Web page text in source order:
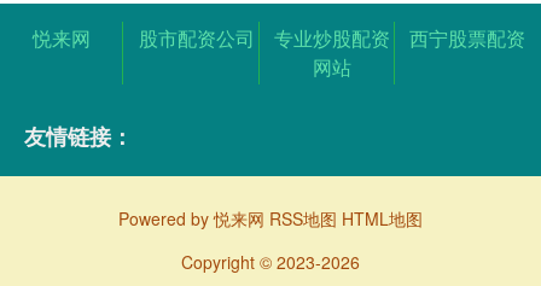
悦来网 股市配资公司
专业炒股配资
网站
西宁股票配资
友情链接：
Powered by悦来网 RSS地图 HTML地图
Copyright © 2023-2026